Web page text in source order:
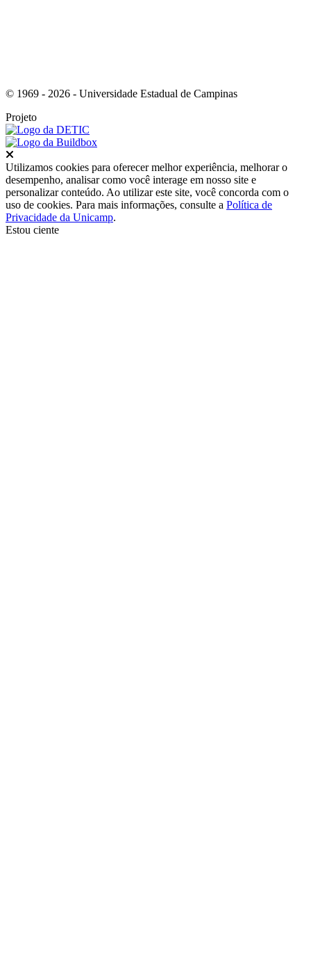
© 1969 - 2026 - Universidade Estadual de Campinas
Projeto
Utilizamos cookies para oferecer melhor experiência, melhorar o
desempenho, analisar como você interage em nosso site e
personalizar conteúdo. Ao utilizar este site, você concorda com o
uso de cookies. Para mais informações, consulte a Política de
Privacidade da Unicamp.
Estou ciente